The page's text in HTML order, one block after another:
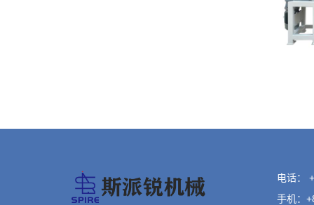
电话：
手机：